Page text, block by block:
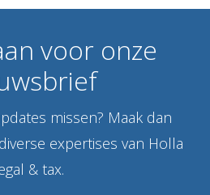
voor onze
missen? Maak dan
expertises van Holla
& tax.